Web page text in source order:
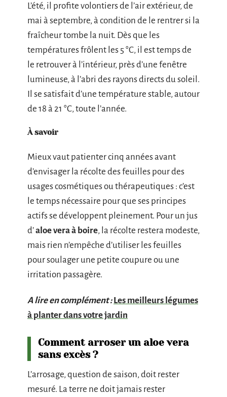
L’été, il profite volontiers de l’air extérieur, de
mai à septembre, à condition de le rentrer si la
fraîcheur tombe la nuit. Dès que les
températures frôlent les 5 °C, il est temps de
le retrouver à l’intérieur, près d’une fenêtre
lumineuse, à l’abri des rayons directs du soleil.
Il se satisfait d’une température stable, autour
de 18 à 21 °C, toute l’année.
À savoir
Mieux vaut patienter cinq années avant
d’envisager la récolte des feuilles pour des
usages cosmétiques ou thérapeutiques : c’est
le temps nécessaire pour que ses principes
actifs se développent pleinement. Pour un jus
d’aloe vera à boire, la récolte restera modeste,
mais rien n’empêche d’utiliser les feuilles
pour soulager une petite coupure ou une
irritation passagère.
A lire en complément : Les meilleurs légumes
à planter dans votre jardin
Comment arroser un aloe vera
sans excès ?
L’arrosage, question de saison, doit rester
mesuré. La terre ne doit jamais rester